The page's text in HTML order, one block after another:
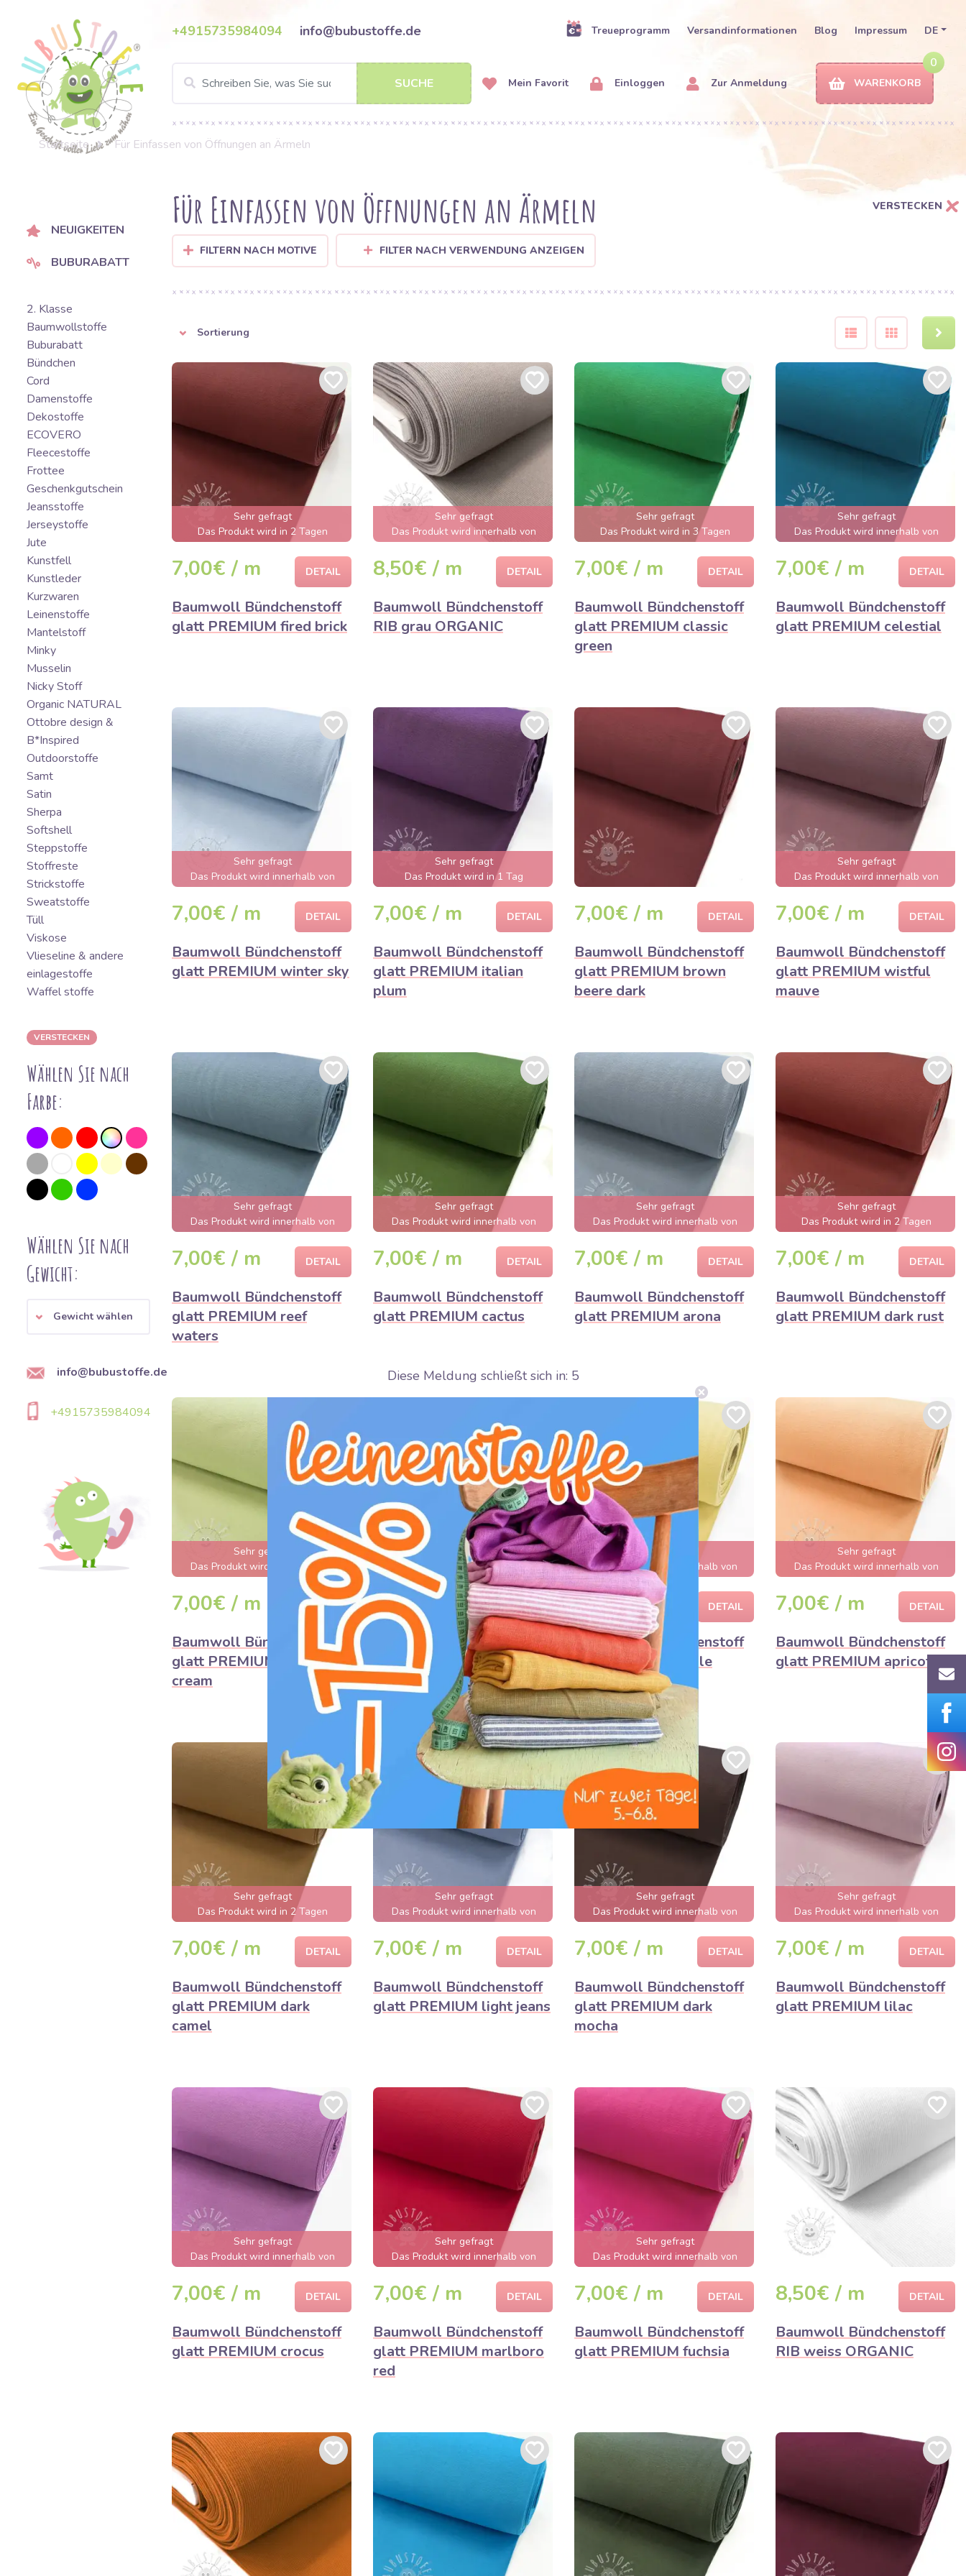
+4915735984094 info@bubustoffe.de Treueprogramm Versandinformationen Blog Impressum DE
SUCHE Mein Favorit Einloggen Zur Anmeldung
0
WARENKORB
Startseite Für Einfassen von Öffnungen an Ärmeln
NEUIGKEITEN
BUBURABATT
2. Klasse
Baumwollstoffe
Buburabatt
Bündchen
Cord
Damenstoffe
Dekostoffe
ECOVERO
Fleecestoffe
Frottee
Geschenkgutschein
Jeansstoffe
Jerseystoffe
Jute
Kunstfell
Kunstleder
Kurzwaren
Leinenstoffe
Mantelstoff
Minky
Musselin
Nicky Stoff
Organic NATURAL
Ottobre design &
B*Inspired
Outdoorstoffe
Samt
Satin
Sherpa
Softshell
Steppstoffe
Stoffreste
Strickstoffe
Sweatstoffe
Tüll
Viskose
Vlieseline & andere
einlagestoffe
Waffel stoffe
VERSTECKEN
Wählen Sie nach
Farbe:
Wählen Sie nach
Gewicht:
Gewicht wählen
info@bubustoffe.de
+4915735984094
Für Einfassen von Öffnungen an Ärmeln VERSTECKEN
FILTERN NACH MOTIVE FILTER NACH VERWENDUNG ANZEIGEN
Sortierung
Sehr gefragt
Das Produkt wird in 2 Tagen
ausverkauft sein
7,00€ / m DETAIL
Baumwoll Bündchenstoff
glatt PREMIUM fired brick
Sehr gefragt
Das Produkt wird innerhalb von
wenigen Stunden ausverkauft sein
8,50€ / m DETAIL
Baumwoll Bündchenstoff
RIB grau ORGANIC
Sehr gefragt
Das Produkt wird in 3 Tagen
ausverkauft sein
7,00€ / m DETAIL
Baumwoll Bündchenstoff
glatt PREMIUM classic
green
Sehr gefragt
Das Produkt wird innerhalb von
wenigen Stunden ausverkauft sein
7,00€ / m DETAIL
Baumwoll Bündchenstoff
glatt PREMIUM celestial
Sehr gefragt
Das Produkt wird innerhalb von
wenigen Stunden ausverkauft sein
7,00€ / m DETAIL
Baumwoll Bündchenstoff
glatt PREMIUM winter sky
Sehr gefragt
Das Produkt wird in 1 Tag
ausverkauft sein
7,00€ / m DETAIL
Baumwoll Bündchenstoff
glatt PREMIUM italian
plum
7,00€ / m DETAIL
Baumwoll Bündchenstoff
glatt PREMIUM brown
beere dark
Sehr gefragt
Das Produkt wird innerhalb von
wenigen Stunden ausverkauft sein
7,00€ / m DETAIL
Baumwoll Bündchenstoff
glatt PREMIUM wistful
mauve
Sehr gefragt
Das Produkt wird innerhalb von
wenigen Stunden ausverkauft sein
7,00€ / m DETAIL
Baumwoll Bündchenstoff
glatt PREMIUM reef
waters
Sehr gefragt
Das Produkt wird innerhalb von
wenigen Stunden ausverkauft sein
7,00€ / m DETAIL
Baumwoll Bündchenstoff
glatt PREMIUM cactus
Sehr gefragt
Das Produkt wird innerhalb von
wenigen Stunden ausverkauft sein
7,00€ / m DETAIL
Baumwoll Bündchenstoff
glatt PREMIUM arona
Sehr gefragt
Das Produkt wird in 2 Tagen
ausverkauft sein
7,00€ / m DETAIL
Baumwoll Bündchenstoff
glatt PREMIUM dark rust
Sehr gefragt
Das Produkt wird innerhalb von
wenigen Stunden ausverkauft sein
7,00€ / m DETAIL
Baumwoll Bündchenstoff
glatt PREMIUM lime
cream
Sehr gefragt
Das Produkt wird innerhalb von
wenigen Stunden ausverkauft sein
7,00€ / m DETAIL
Baumwoll Bündchenstoff
glatt PREMIUM misty jade
Sehr gefragt
Das Produkt wird innerhalb von
wenigen Stunden ausverkauft sein
7,00€ / m DETAIL
Baumwoll Bündchenstoff
glatt PREMIUM pale
banana
Sehr gefragt
Das Produkt wird innerhalb von
wenigen Stunden ausverkauft sein
7,00€ / m DETAIL
Baumwoll Bündchenstoff
glatt PREMIUM apricot ice
Sehr gefragt
Das Produkt wird in 2 Tagen
ausverkauft sein
7,00€ / m DETAIL
Baumwoll Bündchenstoff
glatt PREMIUM dark
camel
Sehr gefragt
Das Produkt wird innerhalb von
wenigen Stunden ausverkauft sein
7,00€ / m DETAIL
Baumwoll Bündchenstoff
glatt PREMIUM light jeans
Sehr gefragt
Das Produkt wird innerhalb von
wenigen Stunden ausverkauft sein
7,00€ / m DETAIL
Baumwoll Bündchenstoff
glatt PREMIUM dark
mocha
Sehr gefragt
Das Produkt wird innerhalb von
wenigen Stunden ausverkauft sein
7,00€ / m DETAIL
Baumwoll Bündchenstoff
glatt PREMIUM lilac
Sehr gefragt
Das Produkt wird innerhalb von
wenigen Stunden ausverkauft sein
7,00€ / m DETAIL
Baumwoll Bündchenstoff
glatt PREMIUM crocus
Sehr gefragt
Das Produkt wird innerhalb von
wenigen Stunden ausverkauft sein
7,00€ / m DETAIL
Baumwoll Bündchenstoff
glatt PREMIUM marlboro
red
Sehr gefragt
Das Produkt wird innerhalb von
wenigen Stunden ausverkauft sein
7,00€ / m DETAIL
Baumwoll Bündchenstoff
glatt PREMIUM fuchsia
8,50€ / m DETAIL
Baumwoll Bündchenstoff
RIB weiss ORGANIC
Diese Meldung schließt sich in: 4